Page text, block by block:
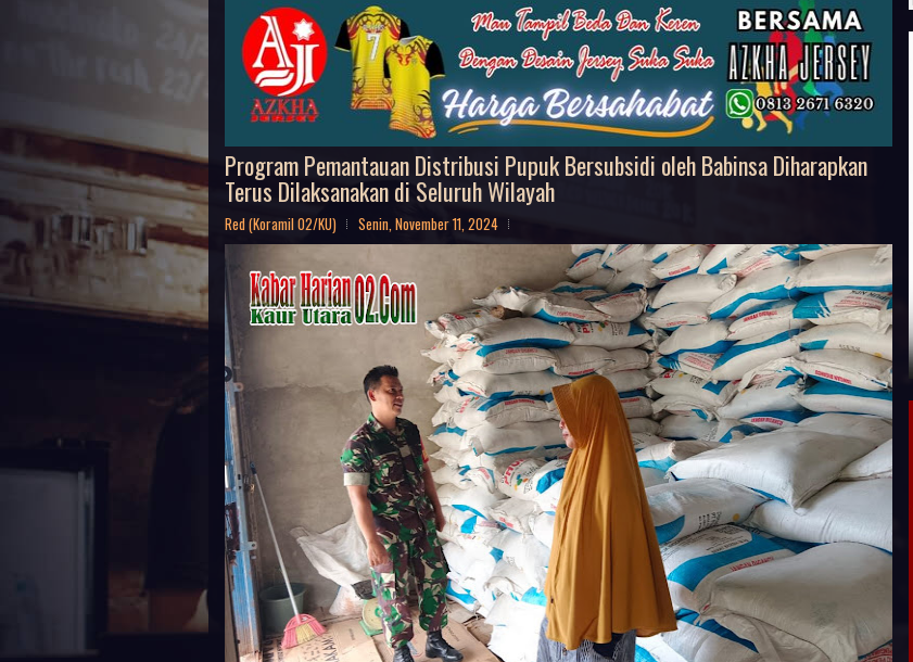
Program Pemantauan Distribusi Pupuk Bersubsidi oleh Babinsa Diharapkan
Terus Dilaksanakan di Seluruh Wilayah
Red (Koramil 02/KU) Senin, November 11, 2024